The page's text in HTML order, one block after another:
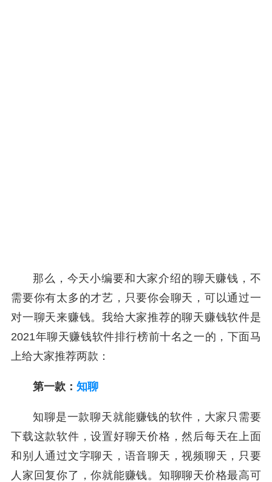
那么，今天小编要和大家介绍的聊天赚钱，不
需要你有太多的才艺，只要你会聊天，可以通过一
对一聊天来赚钱。我给大家推荐的聊天赚钱软件是
2021年聊天赚钱软件排行榜前十名之一的，下面马
上给大家推荐两款：
第一款： 知聊
知聊是一款聊天就能赚钱的软件，大家只需要
下载这款软件，设置好聊天价格，然后每天在上面
和别人通过文字聊天，语音聊天，视频聊天，只要
人家回复你了，你就能赚钱。知聊聊天价格最高可